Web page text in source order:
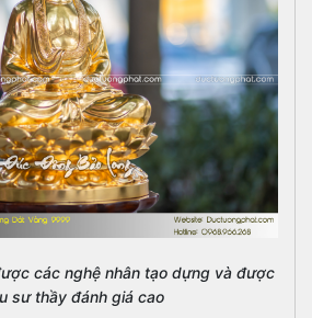
các nghệ nhân tạo dựng và được
sư thầy đánh giá cao